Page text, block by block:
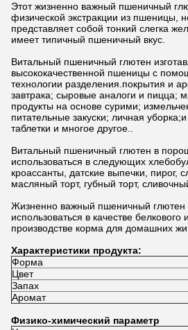
Этот жизненно важный пшеничный
физической экстракции из пшеницы,
представляет собой тонкий слегка
имеет типичный пшеничный вкус.
Витальный пшеничный глютен
высококачественной пшеницы с
технологии разделения.покрытия и
завтрака; сыровые аналоги и пицца;
продукты на основе сурими;
питательные закуски; личная
таблетки и многое другое..
Витальный пшеничный глютен в
использоваться в следующих
кроассанты, датские выпечки, пирог,
масляный торт, губный торт,
Жизненно важный пшеничный глютен
использоваться в качестве белкового
производстве корма для домашних
Характеристики продукта:
Форма
Цвет
Запах
Аромат
Физико-химический параметр